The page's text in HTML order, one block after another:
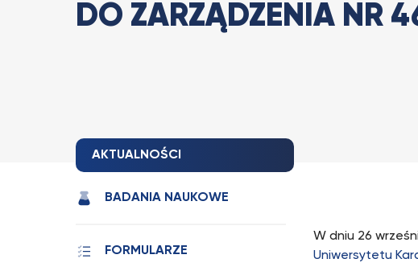
DO ZARZĄDZENIA NR
AKTUALNOŚCI
BADANIA NAUKOWE
FORMULARZE
W dniu 26
Uniwersytetu